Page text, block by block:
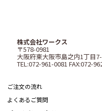
株式会社ワークス
〒578-0981
大阪府東大阪市島之内1丁目
TEL:072-961-0081 FAX:072-
ご注文の流れ
よくあるご質問